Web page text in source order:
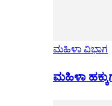
ಮಹಿಳಾ ವಿಭಾಗ
ಮಹಿಳಾ